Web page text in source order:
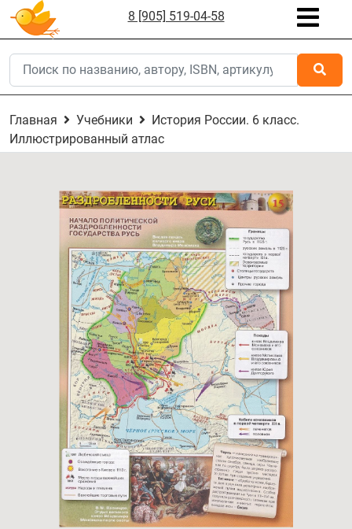
8 [905] 519-04-58
Главная Учебники
История России. 6 класс.
Иллюстрированный атлас